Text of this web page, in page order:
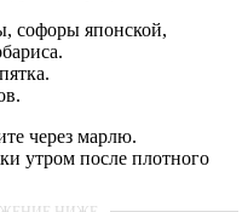
софоры японской,
через марлю.
утром после плотного